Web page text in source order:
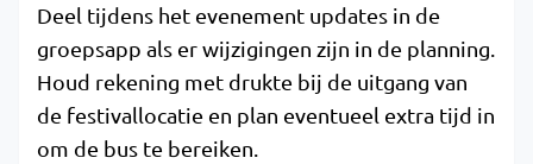
Deel tijdens het evenement updates in de
groepsapp als er wijzigingen zijn in de planning.
Houd rekening met drukte bij de uitgang van
de festivallocatie en plan eventueel extra tijd in
om de bus te bereiken.